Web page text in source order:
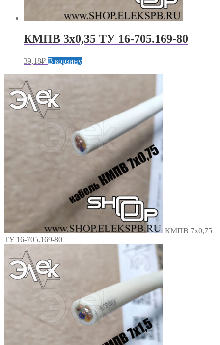
КМПВ 3х0,35 ТУ 16-705.169-80
39,18₽ В корзину
КМПВ 7х0,75
ТУ 16-705.169-80